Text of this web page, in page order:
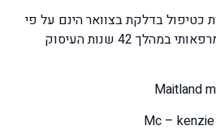
כטיפול בדלקת בצוואר הינם על פי
תפיסות מגוונות שנלמדו במרפאותי במהלך 42 שנות העיסוק
Maitland
Mc –